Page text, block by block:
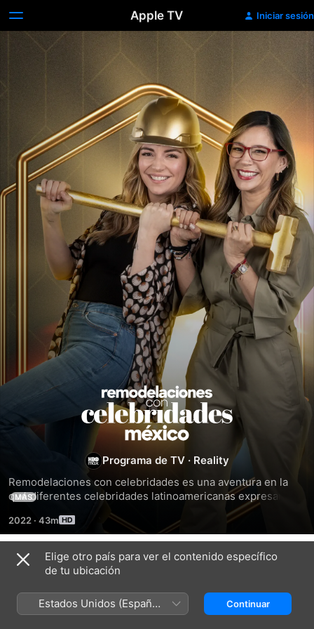
Apple TV Iniciar sesión
Remodelaciones
con
celebridades:
México
Programa de TV · Reality
Remodelaciones con celebridades es una aventura en la
que diferentes celebridades latinoamericanas expresan su
profunda gratitud a personas u organizaciones que han
tenido un gran impacto en sus vidas, sorprendiéndolas con
grandes renovaciones.
MÁS
2022 · 43m
Temporada 1
Elige otro país para ver el contenido específico
de tu ubicación
Estados Unidos (Español
México)
Continuar